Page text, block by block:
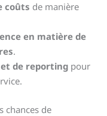
coûts de manière
en matière de
.
de reporting pour
chances de